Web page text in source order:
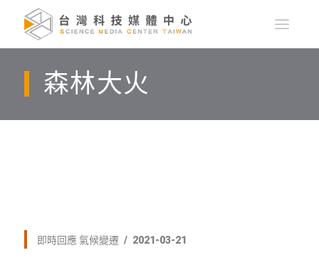
森林大火
即時回應 氣候變遷 2021-03-21